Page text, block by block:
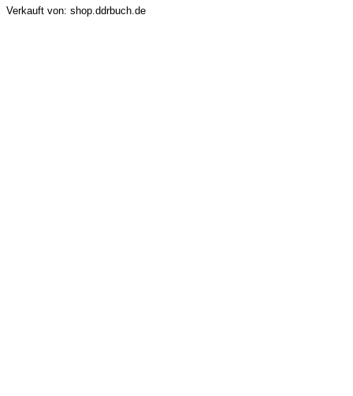
Verkauft von: shop.ddrbuch.de